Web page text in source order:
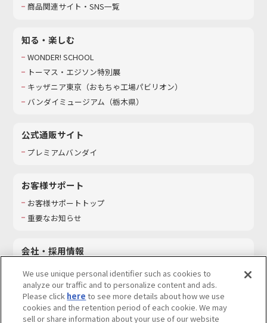
商品関連サイト・SNS一覧
知る・楽しむ
WONDER! SCHOOL
トーマス・エジソン特別展
キッザニア東京（おもちゃ工場パビリオン）​
バンダイミュージアム（栃木県）
公式通販サイト
プレミアムバンダイ
お客様サポート
お客様サポートトップ
重要なお知らせ
会社・採用情報
採用情報
サステナビリティ
お問い合わせ
We use unique personal identifier such as cookies to
analyze our traffic and to personalize content and ads.
Please click here to see more details about how we use
cookies and the retention period of each cookie. We may
sell or share information about your use of our website